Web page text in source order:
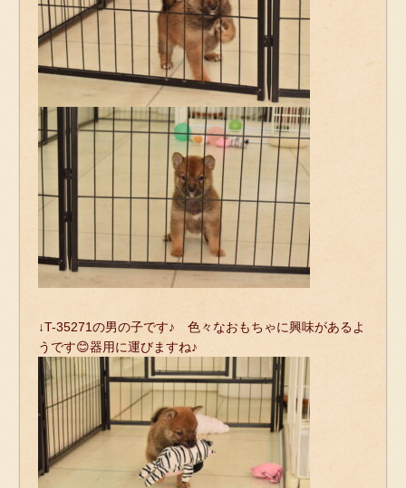
↓T-35271の男の子です♪ 色々なおもちゃに興味があるよ
うです😊器用に運びますね♪